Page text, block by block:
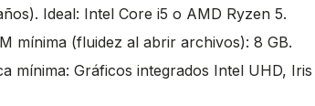
Ideal: Intel Core i5 o AMD Ryzen 5.
mínima (fluidez al abrir archivos): 8 GB.
mínima: Gráficos integrados Intel UHD,